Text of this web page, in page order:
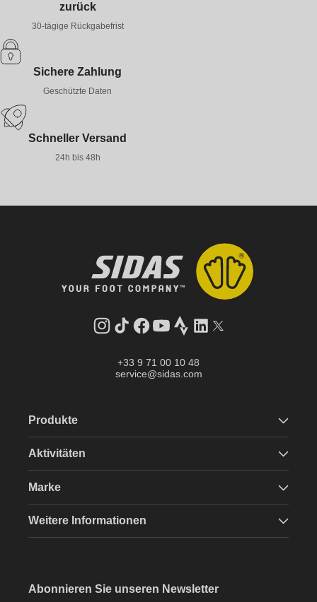
zurück
30-tägige Rückgabefrist
Sichere Zahlung
Geschützte Daten
Schneller Versand
24h bis 48h
Instagram
TikTokFacebook
YouTube
StravaLinkedInTwitter
+33 9 71 00 10 48
service@sidas.com
Produkte
Aktivitäten
Marke
Weitere Informationen
Abonnieren Sie unseren Newsletter